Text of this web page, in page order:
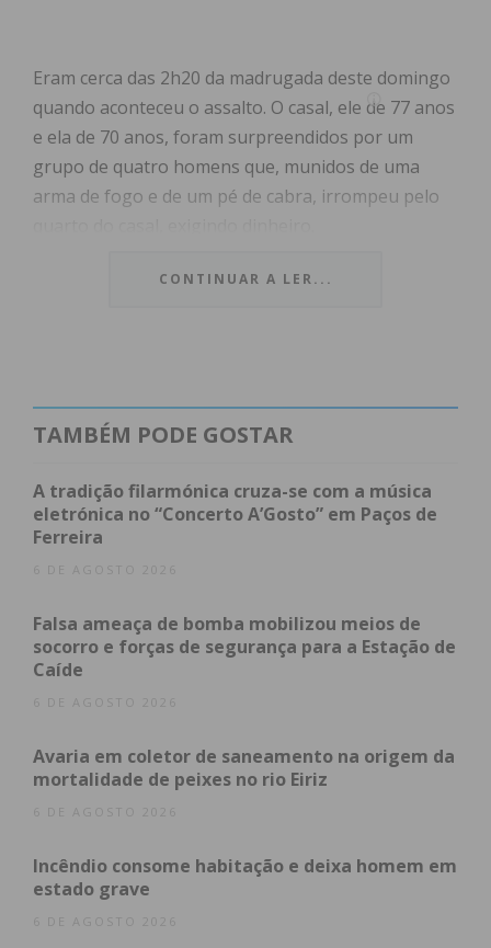
Eram cerca das 2h20 da madrugada deste domingo
quando aconteceu o assalto. O casal, ele de 77 anos
e ela de 70 anos, foram surpreendidos por um
grupo de quatro homens que, munidos de uma
arma de fogo e de um pé de cabra, irrompeu pelo
Os assaltantes pararam o carro frente a um prédio,
portas laterais, com recurso a um pé de cabra. Não
conseguindo, partiram o vidro da porta e depois
dirigindo-se ao quarto do casal.
euros aos assaltantes.
Enquanto um dos ladrões se apoderava do
de cabra. A mulher conseguiu fugir para a rua e
Quando a GNR de Paços de Ferreira chegou ao
local, os ladrões já se tinham colocado em fuga, no
carro de cor escura, que estacionaram junto à
CONTINUAR A LER...
TAMBÉM PODE GOSTAR
A tradição filarmónica cruza-se com a música
eletrónica no “Concerto A’Gosto” em Paços de
Ferreira
6 DE AGOSTO 2026
Falsa ameaça de bomba mobilizou meios de
socorro e forças de segurança para a Estação de
Caíde
6 DE AGOSTO 2026
Avaria em coletor de saneamento na origem da
mortalidade de peixes no rio Eiriz
6 DE AGOSTO 2026
Incêndio consome habitação e deixa homem em
estado grave
6 DE AGOSTO 2026